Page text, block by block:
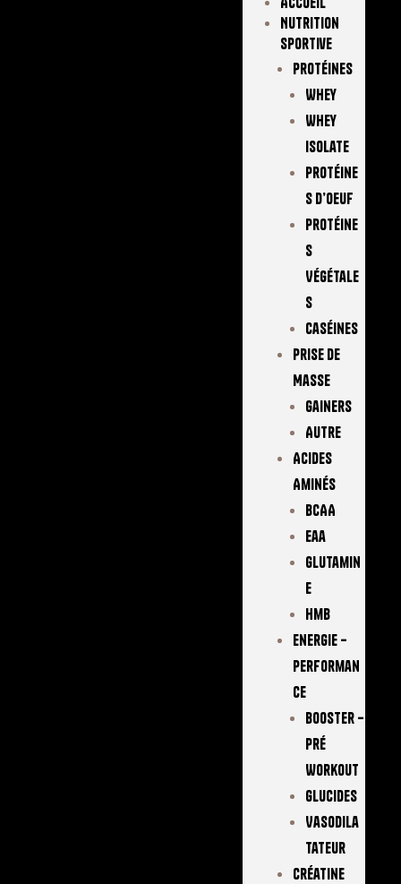
Nutrition
Sportive
Protéines
Whey
Whey
Isolate
Protéine
S D’oeuf
Protéine
S
Végétale
S
Caséines
Prise De
Masse
Gainers
Autre
Acides
Aminés
BCAA
Eaa
Glutamin
E
Hmb
Energie –
Performan
Ce
Booster –
Pré
Workout
Glucides
Vasodila
Tateur
Créatine